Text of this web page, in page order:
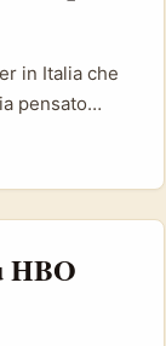
in Italia che
pensato
di
HBO